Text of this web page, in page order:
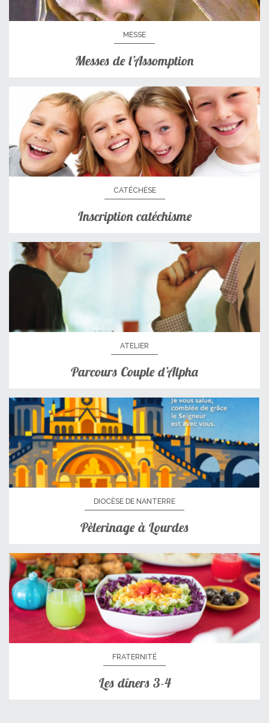
MESSE
Messes de l’Assomption
CATÉCHÈSE
Inscription catéchisme
ATELIER
Parcours Couple d’Alpha
DIOCÈSE DE NANTERRE
Pèlerinage à Lourdes
FRATERNITÉ
Les dîners 3-4